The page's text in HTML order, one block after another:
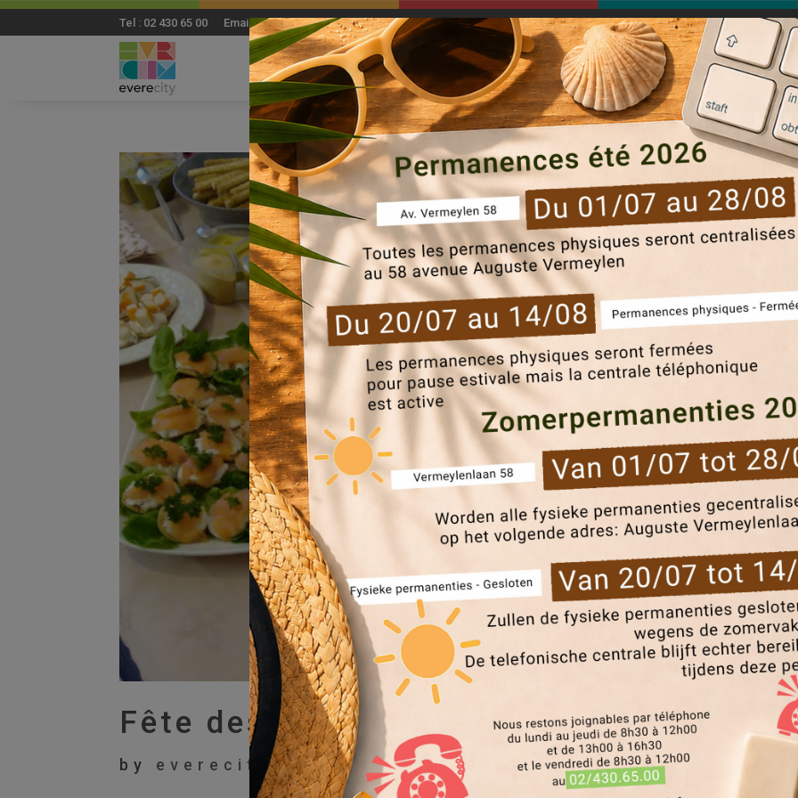
Tel : 02 430 65 00 Email: everecity@everecity.brussels
everecity candidats locataires
Fête des voisins : vendredi 24 mai
by everecity|Avr 29, 2019| Actualités
modal-check